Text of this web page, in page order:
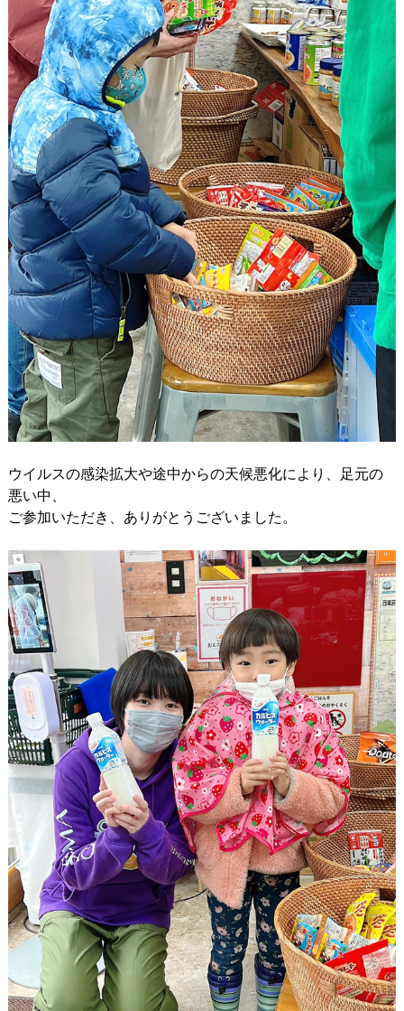
ウイルスの感染拡大や途中からの天候悪化により、足元の
悪い中、
ご参加いただき、ありがとうございました。